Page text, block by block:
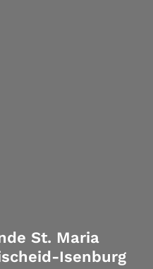
St. Maria
Isenburg